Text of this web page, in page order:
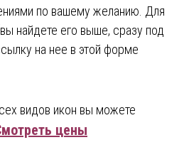
по вашему желанию. Для
найдете его выше, сразу под
на нее в этой форме
видов икон вы можете
цены